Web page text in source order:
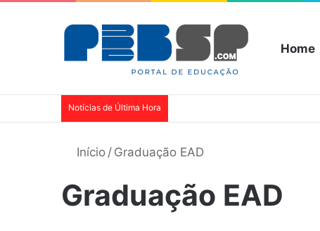
Home
Notícias de Última Hora
Início / Graduação EAD
Graduação EAD